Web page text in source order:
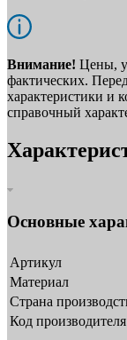
Внимание! Цены,
фактических.
характеристики и
справочный
Основные
Артикул
Материал
Страна
Код производителя